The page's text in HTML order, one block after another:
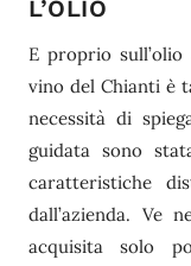
L’OLIO
E proprio
vino del Chianti è
necessità di
guidata sono
caratteristiche
dall’azienda. Ve
acquisita solo